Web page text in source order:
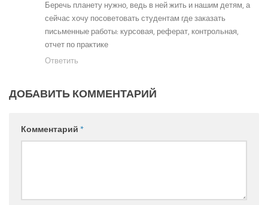
Беречь планету нужно, ведь в ней жить и нашим детям, а
сейчас хочу посоветовать студентам где заказать
письменные работы: курсовая, реферат, контрольная,
отчет по практике
Ответить
ДОБАВИТЬ КОММЕНТАРИЙ
Комментарий *